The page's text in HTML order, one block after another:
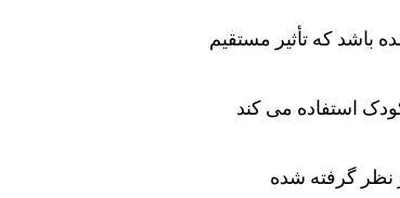
باشد که تأثیر مستقیم
استفاده می کند
نظر گرفته شده